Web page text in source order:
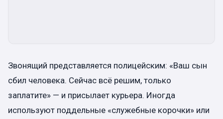
Звонящий представляется полицейским: «Ваш сын
сбил человека. Сейчас всё решим, только
заплатите» — и присылает курьера. Иногда
используют поддельные «служебные корочки» или